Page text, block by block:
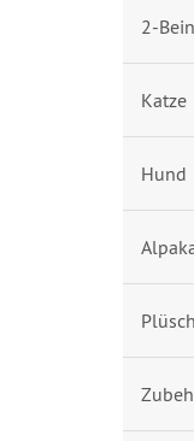
2-
Katze
Hund